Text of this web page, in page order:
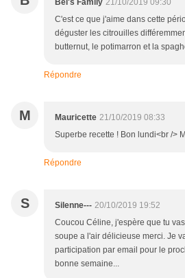
Bel's Family 21/10/2019 09:30
C'est ce que j'aime dans cette
déguster les citrouilles
butternut, le potimarron et la
Répondre
M Mauricette 21/10/2019 08:33
Superbe recette ! Bon lundi<br />
Répondre
S Silenne--- 20/10/2019 19:52
Coucou Céline, j'espère que tu
soupe a l'air délicieuse merci. Je
participation par email pour le
bonne semaine...